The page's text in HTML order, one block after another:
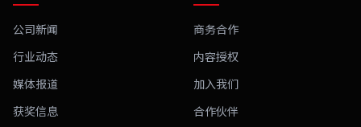
公司新闻
行业动态
媒体报道
获奖信息
商务合作
内容授权
加入我们
合作伙伴